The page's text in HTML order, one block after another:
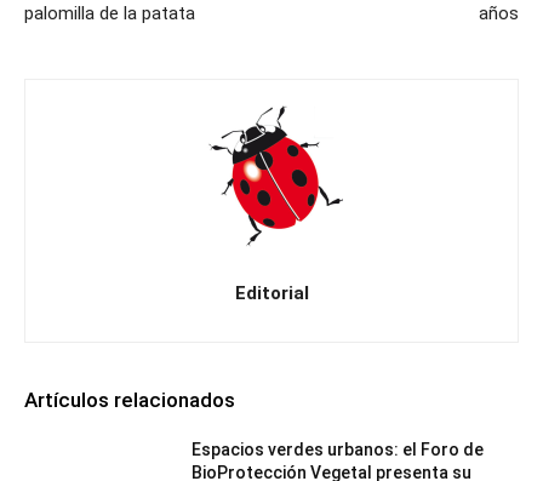
palomilla de la patata
años
Editorial
Artículos relacionados
Espacios verdes urbanos: el Foro de
BioProtección Vegetal presenta su